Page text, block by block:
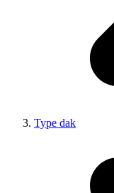
Type dak